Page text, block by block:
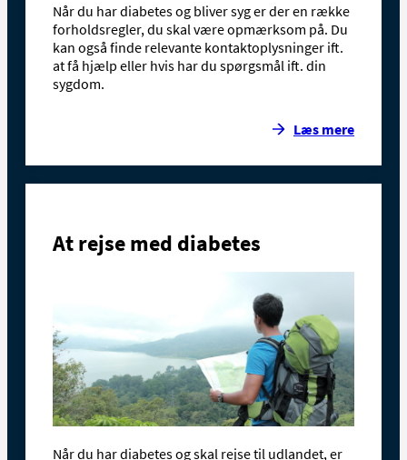
Når du har diabetes og bliver syg er der en række
forholdsregler, du skal være opmærksom på. Du
kan også finde relevante kontaktoplysninger ift.
at få hjælp eller hvis har du spørgsmål ift. din
sygdom.
Læs mere
At rejse med diabetes
Når du har diabetes og skal rejse til udlandet, er